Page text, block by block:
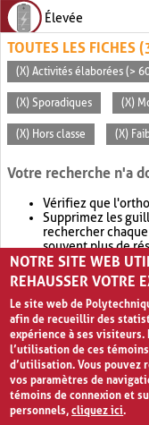
Élevée
TOUTES LES FICHES
(X) Activités élaborées (>
(X) Sporadiques (X)
(X) Hors classe (X)
Votre recherche n'a
Vérifiez que
Supprimez les
rechercher
souvent plus de
Envisagez
retournera
NOTRE SITE WEB
REHAUSSER VOTRE
Le site web de
afin de recueillir des
expérience à ses visiteurs.
l’utilisation de ces
d’utilisation. Vous pouvez
vos paramètres de
témoins de connexion et
personnels,cliquez ici.